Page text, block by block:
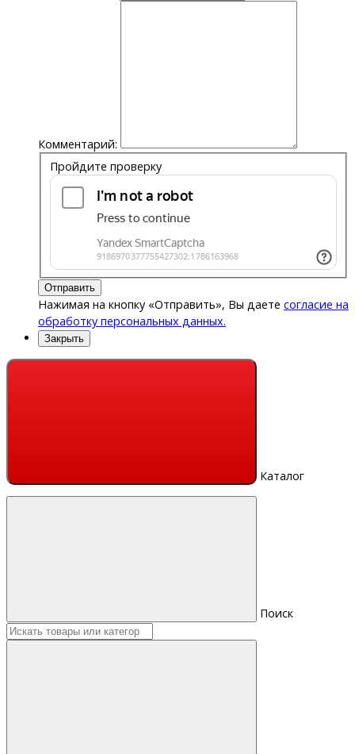
Комментарий:
Пройдите проверку
Отправить
Нажимая на кнопку «Отправить», Вы даете согласие на
обработку персональных данных.
Закрыть
Каталог
Поиск